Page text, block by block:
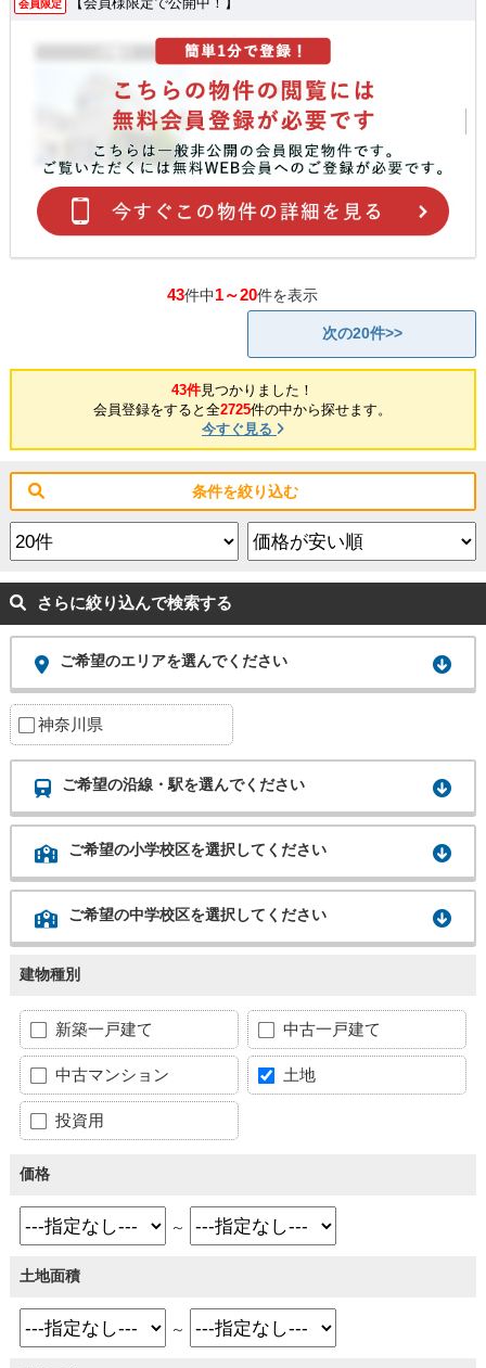
会員限定
43件中1～20件を表示
次の20件>>
43件見つかりました！
会員登録をすると全2725件の中から探せます。
今すぐ見る
条件を絞り込む
さらに絞り込んで検索する
ご希望のエリアを選んでください
神奈川県
ご希望の沿線・駅を選んでください
ご希望の小学校区を選択してください
ご希望の中学校区を選択してください
建物種別
新築一戸建て 中古一戸建て
中古マンション 土地
投資用
価格
～
土地面積
～